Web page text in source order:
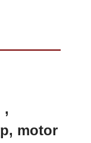
,
motor